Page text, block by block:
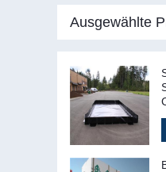
Ausgewählte